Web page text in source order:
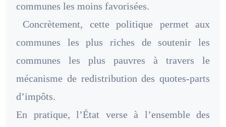
communes les moins favorisées.
Concrètement, cette politique permet aux
communes les plus riches de soutenir les
communes les plus pauvres à travers le
mécanisme de redistribution des quotes-parts
d’impôts.
En pratique, l’État verse à l’ensemble des